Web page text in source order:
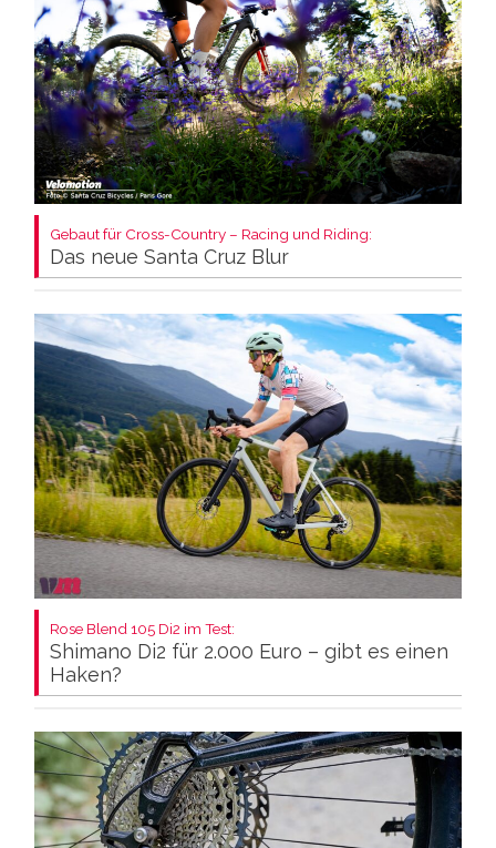
Gebaut für Cross-Country – Racing und Riding:
Das neue Santa Cruz Blur
Rose Blend 105 Di2 im Test:
Shimano Di2 für 2.000 Euro – gibt es einen
Haken?